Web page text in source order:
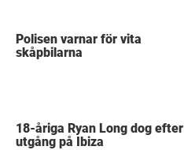
Polisen varnar för vita
skåpbilarna
18-åriga Ryan Long dog efter
utgång på Ibiza